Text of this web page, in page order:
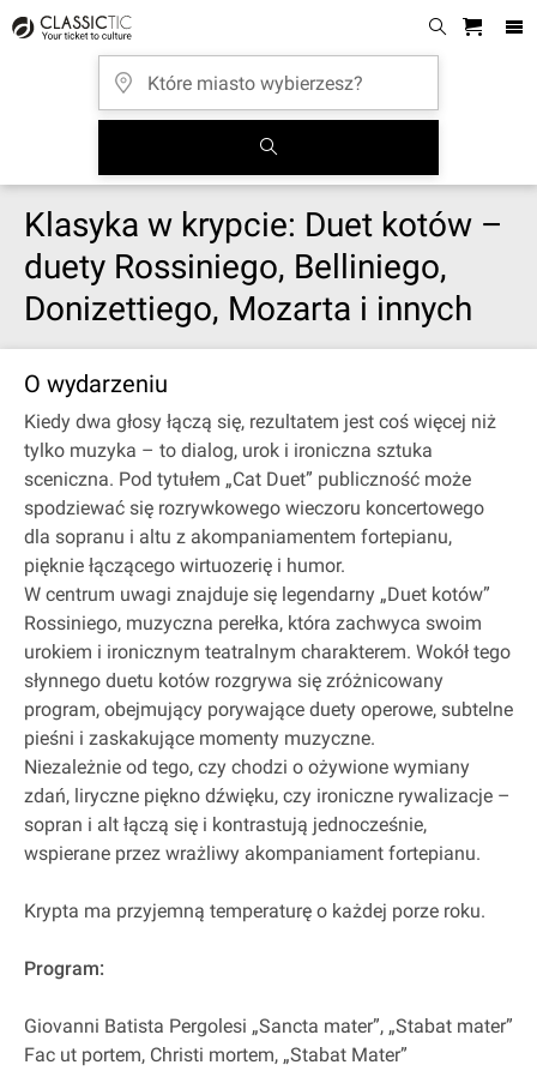
Klasyka w krypcie: Duet kotów –
duety Rossiniego, Belliniego,
Donizettiego, Mozarta i innych
O wydarzeniu
Kiedy dwa głosy łączą się, rezultatem jest coś więcej niż
tylko muzyka – to dialog, urok i ironiczna sztuka
sceniczna. Pod tytułem „Cat Duet” publiczność może
spodziewać się rozrywkowego wieczoru koncertowego
dla sopranu i altu z akompaniamentem fortepianu,
pięknie łączącego wirtuozerię i humor.
W centrum uwagi znajduje się legendarny „Duet kotów”
Rossiniego, muzyczna perełka, która zachwyca swoim
urokiem i ironicznym teatralnym charakterem. Wokół tego
słynnego duetu kotów rozgrywa się zróżnicowany
program, obejmujący porywające duety operowe, subtelne
pieśni i zaskakujące momenty muzyczne.
Niezależnie od tego, czy chodzi o ożywione wymiany
zdań, liryczne piękno dźwięku, czy ironiczne rywalizacje –
sopran i alt łączą się i kontrastują jednocześnie,
wspierane przez wrażliwy akompaniament fortepianu.
Krypta ma przyjemną temperaturę o każdej porze roku.
Program:
Giovanni Batista Pergolesi „Sancta mater”, „Stabat mater”
Fac ut portem, Christi mortem, „Stabat Mater”